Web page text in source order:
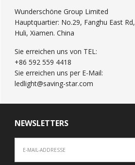
Wunderschöne Group Limited
Hauptquartier: No.29, Fanghu East Rd,
Huli, Xiamen. China
Sie erreichen uns von TEL:
+86 592 559 4418
Sie erreichen uns per E-Mail:
ledlight@saving-star.com
NEWSLETTERS